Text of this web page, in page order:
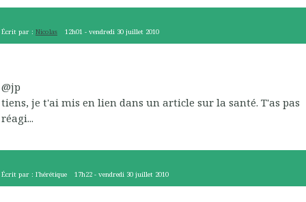
Écrit par : Nicolas 12h01 -vendredi 30 juillet 2010
@jp
tiens, je t'ai mis en lien dans un article sur la santé. T'as pas
réagi...
Écrit par : l'hérétique 17h22 -vendredi 30 juillet 2010